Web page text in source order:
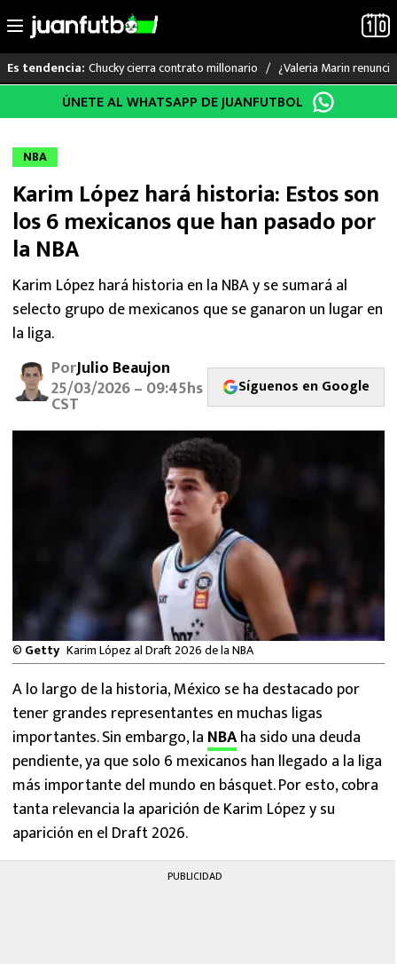
al
Es tendencia: Chucky cierra contrato millonario ¿Valeria Marin
LO ÚLTIMO
LIGA MX
RAYADOS
PUMAS
ATLANTE
SELECCIÓN MEXICANA
FUTBOL INTERNACIONAL
MEXICANOS EN EL EXTRANJERO
LIGA MX
NFL
ÚNETE AL WHATSAPP DE JUANFUTBOL
NBA
Karim López hará historia: Estos son
los 6 mexicanos que han pasado por
la NBA
Karim López hará historia en la NBA y se sumará al
selecto grupo de mexicanos que se ganaron un lugar en
la liga.
PorJulio Beaujon
25/03/2026 – 09:45hs
CST
Síguenos en Google
© Getty Karim López al Draft 2026 de la NBA
A lo largo de la historia, México se ha destacado por
tener grandes representantes en muchas ligas
importantes. Sin embargo, la NBAha sido una deuda
pendiente, ya que solo 6 mexicanos han llegado a la liga
más importante del mundo en básquet. Por esto, cobra
tanta relevancia la aparición de Karim López y su
aparición en el Draft 2026.
PUBLICIDAD